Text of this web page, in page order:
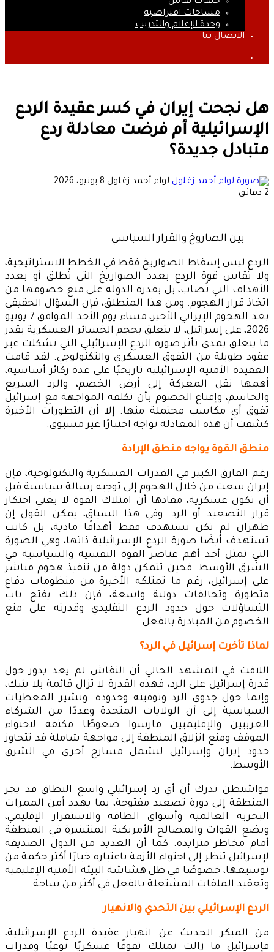
مساحات افتراضية
وحدة الإعلام والتدريب
الاتصال بنا
هل نجحت إيران في كسر عقيدة الردع
الإسرائيلية أم فرضت معادلة ردع
متبادل جديدة؟
لواء أحمد زغلول أرسل
8 يونيو، 2026
2 دقائق
بين الصاروخ والقرار السياسي
الردع ليس إسقاط الصواريخ فقط في الخطط الاستراتيجية،
ولا تُقاس قوة الردع بعدد الصواريخ التي تُطلق أو بعدد
الأهداف التي تُصاب، بل بقدرة الدولة على منع خصومها من
اتخاذ قرار الهجوم. ومن هذا المنطلق، فإن السؤال الحقيقي
بعد الهجوم الإيراني الأخير، مساء يوم الأحد الموافق 7 يونيو
2026، على إسرائيل، لا يتعلق بحجم الخسائر العسكرية بقدر
ما يتعلق بمدى تأثر صورة الردع الإسرائيلي التي تشكلت عبر
عقود طويلة من التفوق العسكري والتكنولوجي. لقد قامت
العقيدة الأمنية الإسرائيلية تاريخيًا على عدة ركائز أساسية،
أهمها نقل المعركة إلى أرض الخصم، والرد السريع
والحاسم، وإقناع الخصوم بأن تكلفة المواجهة مع إسرائيل
تفوق أي مكاسب محتملة منها. إلا أن التطورات الأخيرة
كشفت أن هذه المعادلة تواجه اختبارًا غير مسبوق.
منطق القوة يواجه منطق الإرادة
رغم الفارق الكبير في القدرات العسكرية والتكنولوجية، فإن
إيران سعت من خلال الهجوم إلى توجيه رسالة سياسية قبل
أن تكون عسكرية، مفادها أن امتلاك القوة لا يعني احتكار
قرار التصعيد أو الرد. وفي هذا السياق، يمكن القول إن
طهران لم تكن تستهدف فقط أهدافًا مادية، بل كانت
تستهدف أيضًا صورة الردع الإسرائيلية ذاتها، وهي الصورة
التي تمثل أحد أهم عناصر القوة النفسية والسياسية في
الشرق الأوسط. فحين تتمكن دولة من تنفيذ هجوم مباشر
على إسرائيل، رغم ما تمتلكه الأخيرة من منظومات دفاع
متطورة وتحالفات دولية واسعة، فإن ذلك يفتح باب
التساؤلات حول حدود الردع التقليدي وقدرته على منع
الخصوم من المبادرة بالفعل.
لماذا تأخرت إسرائيل في الرد؟
اللافت في المشهد الحالي أن النقاش لم يعد يدور حول
قدرة إسرائيل على الرد، فهذه القدرة لا تزال قائمة بلا شك،
وإنما حول جدوى الرد وتوقيته وحدوده. وتشير المعطيات
السياسية إلى أن الولايات المتحدة وعددًا من الشركاء
الغربيين والإقليميين مارسوا ضغوطًا مكثفة لاحتواء
الموقف ومنع انزلاق المنطقة إلى مواجهة شاملة قد تتجاوز
حدود إيران وإسرائيل لتشمل مسارح أخرى في الشرق
الأوسط.
فواشنطن تدرك أن أي رد إسرائيلي واسع النطاق قد يجر
المنطقة إلى دورة تصعيد مفتوحة، بما يهدد أمن الممرات
البحرية العالمية وأسواق الطاقة والاستقرار الإقليمي،
ويضع القوات والمصالح الأمريكية المنتشرة في المنطقة
أمام مخاطر متزايدة. كما أن العديد من الدول الصديقة
لإسرائيل تنظر إلى احتواء الأزمة باعتباره خيارًا أكثر حكمة من
توسيعها، خصوصًا في ظل هشاشة البيئة الأمنية الإقليمية
وتعقيد الملفات المشتعلة بالفعل في أكثر من ساحة.
الردع الإسرائيلي بين التحدي والانهيار
من المبكر الحديث عن انهيار عقيدة الردع الإسرائيلية،
فإسرائيل ما زالت تمتلك تفوقًا عسكريًا نوعيًا وقدرات